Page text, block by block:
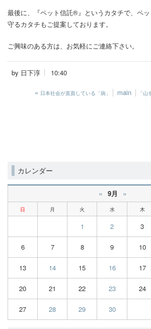
最後に、『ペット信託®』というカタチで、ペ
守るカタチもご提案しております。
ご興味のある方は、お気軽にご連絡下さい。
by 日下淳 10:40
« 日本社会が直面している「病」 main 「
カレンダー
« 9月 »
日 月 火 水 木
1 2 3
6 7 8 9 10
13 14 15 16 17
20 21 22 23 24
27 28 29 30